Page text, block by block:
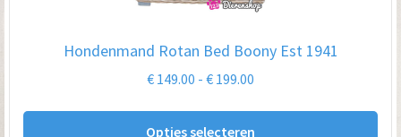
Hondenmand Rotan Bed Boony Est 1941
€ 149.00 - € 199.00
Opties selecteren
Dit